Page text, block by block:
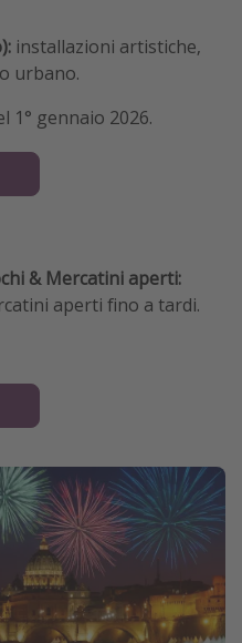
installazioni artistiche,
urbano.
1° gennaio 2026.
& Mercatini aperti:
aperti fino a tardi.